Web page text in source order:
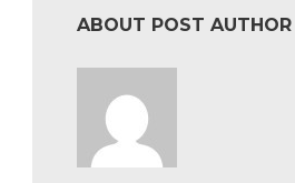
ABOUT POST AUTHOR